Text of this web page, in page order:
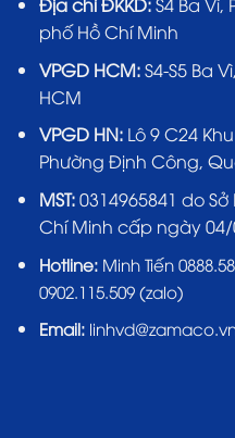
phố Hồ Chí Minh
VPGD HCM:S4-S5 Ba
HCM
VPGD HN:Lô 9 C24
Phường Định Công,
MST:0314965841 do
Chí Minh cấp ngày
Hotline: Minh Tiến
0902.115.509 (zalo)
Email: